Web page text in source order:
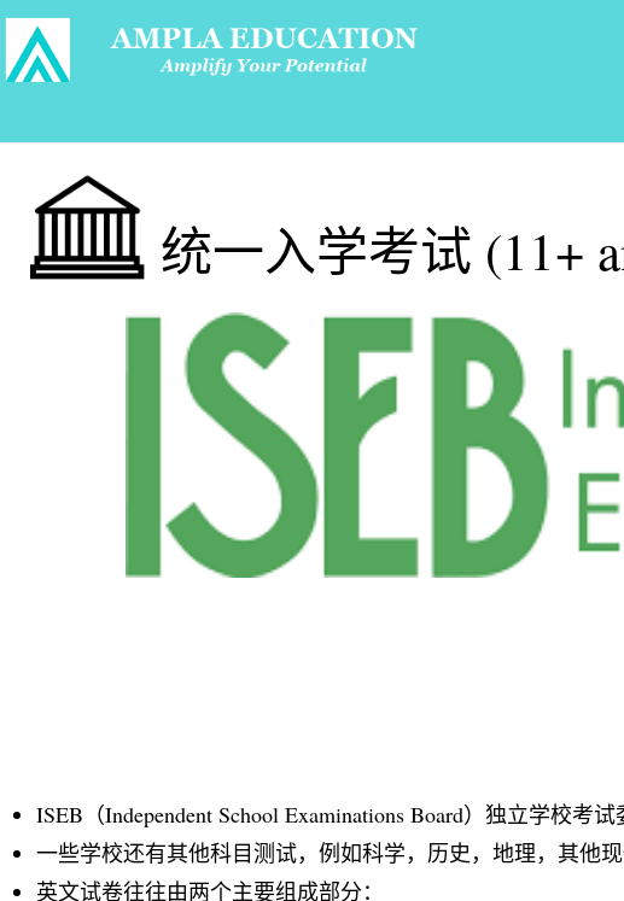
统一入学考试 (11+
ISEB（Independent School Examinations Board）独立学校
一些学校还有其他科目测试，例如科学，历史，地理，其他现
英文试卷往往由两个主要组成部分：